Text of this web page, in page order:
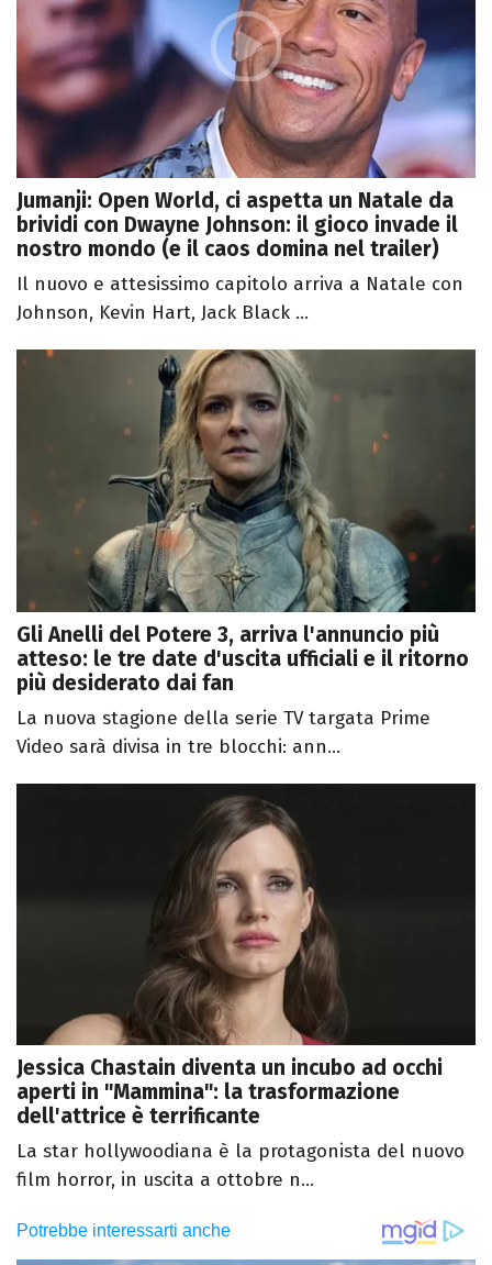
Jumanji: Open World, ci aspetta un Natale da
brividi con Dwayne Johnson: il gioco invade il
nostro mondo (e il caos domina nel trailer)
Il nuovo e attesissimo capitolo arriva a Natale con
Johnson, Kevin Hart, Jack Black ...
Gli Anelli del Potere 3, arriva l'annuncio più
atteso: le tre date d'uscita ufficiali e il ritorno
più desiderato dai fan
La nuova stagione della serie TV targata Prime
Video sarà divisa in tre blocchi: ann...
Jessica Chastain diventa un incubo ad occhi
aperti in "Mammina": la trasformazione
dell'attrice è terrificante
La star hollywoodiana è la protagonista del nuovo
film horror, in uscita a ottobre n...